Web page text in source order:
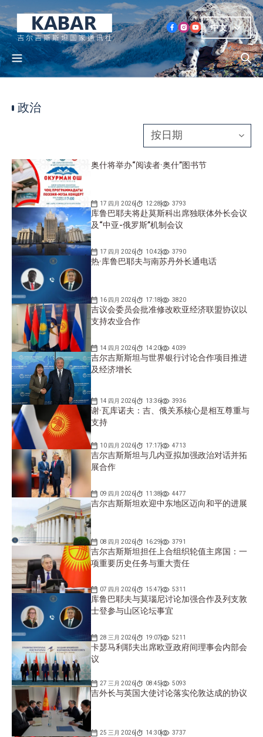
中文
政治
奥什将举办“阅读者·奥什”图书节
17 四月 2026 12:28 3793
库鲁巴耶夫将赴莫斯科出席独联体外长会议
及“中亚-俄罗斯”机制会议
17 四月 2026 10:42 3790
热·库鲁巴耶夫与南苏丹外长通电话
16 四月 2026 17:18 3820
吉议会委员会批准修改欧亚经济联盟协议以
支持农业合作
14 四月 2026 14:20 4039
吉尔吉斯斯坦与世界银行讨论合作项目推进
及经济增长
14 四月 2026 13:36 3936
谢·瓦库诺夫：吉、俄关系核心是相互尊重与
支持
10 四月 2026 17:17 4713
吉尔吉斯斯坦与几内亚拟加强政治对话并拓
展合作
09 四月 2026 11:38 4477
吉尔吉斯斯坦欢迎中东地区迈向和平的进展
08 四月 2026 16:29 3791
吉尔吉斯斯坦担任上合组织轮值主席国：一
项重要历史任务与重大责任
07 四月 2026 15:47 5311
库鲁巴耶夫与莫瑙尼讨论加强合作及列支敦
士登参与山区论坛事宜
28 三月 2026 19:07 5211
卡瑟马利耶夫出席欧亚政府间理事会内部会
议
27 三月 2026 08:45 5093
吉外长与英国大使讨论落实伦敦达成的协议
25 三月 2026 14:30 3737